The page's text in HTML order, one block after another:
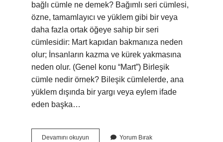
bağlı cümle ne demek? Bağımlı seri cümlesi,
özne, tamamlayıcı ve yüklem gibi bir veya
daha fazla ortak öğeye sahip bir seri
cümlesidir: Mart kapıdan bakmanıza neden
olur; İnsanların kazma ve kürek yakmasına
neden olur. (Genel konu “Mart”) Birleşik
cümle nedir örnek? Bileşik cümlelerde, ana
yüklem dışında bir yargı veya eylem ifade
eden başka…
Devamını okuyun Yorum Bırak